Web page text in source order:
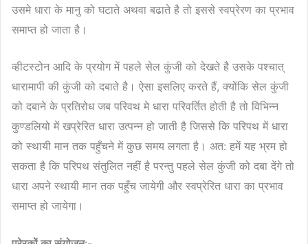
उसमे धारा के मानु को घटाते अथवा बढाते है तो इससे स्वप्रेरण का प्रभाव
समाप्त हो जाता है।
व्हीटस्टोन आदि के प्रयोग में पहले सेल कुंजी को देखते है उसके पश्चात्
धारामापी की कुंजी को दबाते है। ऐसा इसलिए करते हैं, क्योंकि सेल कुंजी
को दबाने के प्रतिरोध जब परिवथ मे धारा परिवर्तित होती है तो विभिन्न
कुण्डलियो में खप्रेरित धारा उत्पन्न हो जाती है जिससे कि परिपथ में धारा
को स्थायी मान तक पहुँचने में कुछ समय लगता है। अत: हमें यह भ्रम हो
सकता है कि परिपथ संतुलित नहीं है परन्तु पहले सेल कुंजी को दबा देंगे तो
धारा अपने स्थायी मान तक पहुँच जायेगी और स्वप्रेरित धारा का प्रभाव
समाप्त हो जायेगा।